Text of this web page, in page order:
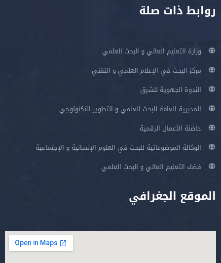
روابط ذات صلة
وزارة التعليم العالي و البحث العلمي
مركز البحث في الإعلام العلمي و التقني
الندوة الجهوية للشرق
المديرية العامة للبحث العلمي و التطوير التكنولوجي
حاضنة الأعمال الرقمية
الوكالة الموضوعاتية للبحث في العلوم الإنسانية و الإجتماعية
فضاء التعليم العالي و البحث العلمي
الموقع الجغرافي